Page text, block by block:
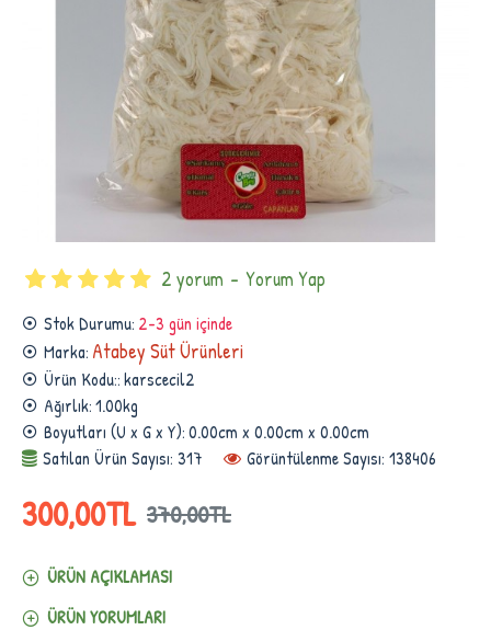
Stok Durumu: 2-3 gün içinde
Marka: Atabey Süt Ürünleri
Ürün Kodu::karscecil2
Ağırlık:1.00kg
Boyutları (U x G x Y):0.00cm x 0.00cm x 0.00cm
Satılan Ürün Sayısı: 317
Görüntülenme Sayısı: 138406
2 yorum - Yorum Yap
370,00TL
300,00TL
ÜRÜN AÇIKLAMASI
ÜRÜN YORUMLARI